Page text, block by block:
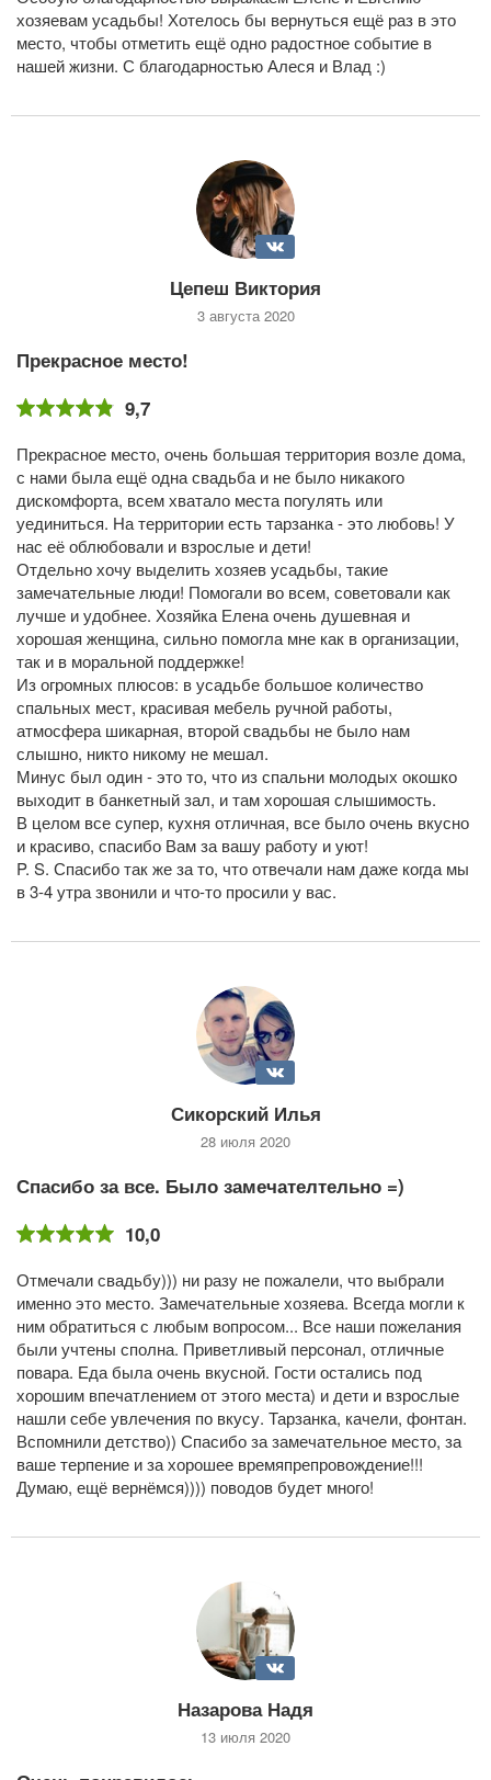
хозяевам усадьбы! Хотелось бы вернуться ещё раз в это
место, чтобы отметить ещё одно радостное событие в
нашей жизни. С благодарностью Алеся и Влад :)
Цепеш Виктория
3 августа 2020
Прекрасное место!
9,7
Прекрасное место, очень большая территория возле дома,
с нами была ещё одна свадьба и не было никакого
дискомфорта, всем хватало места погулять или
уединиться. На территории есть тарзанка - это любовь! У
нас её облюбовали и взрослые и дети!
Отдельно хочу выделить хозяев усадьбы, такие
замечательные люди! Помогали во всем, советовали как
лучше и удобнее. Хозяйка Елена очень душевная и
хорошая женщина, сильно помогла мне как в организации,
так и в моральной поддержке!
Из огромных плюсов: в усадьбе большое количество
спальных мест, красивая мебель ручной работы,
атмосфера шикарная, второй свадьбы не было нам
слышно, никто никому не мешал.
Минус был один - это то, что из спальни молодых окошко
выходит в банкетный зал, и там хорошая слышимость.
В целом все супер, кухня отличная, все было очень вкусно
и красиво, спасибо Вам за вашу работу и уют!
P. S. Спасибо так же за то, что отвечали нам даже когда мы
в 3-4 утра звонили и что-то просили у вас.
Сикорский Илья
28 июля 2020
Спасибо за все. Было замечателтельно =)
10,0
Отмечали свадьбу))) ни разу не пожалели, что выбрали
именно это место. Замечательные хозяева. Всегда могли к
ним обратиться с любым вопросом... Все наши пожелания
были учтены сполна. Приветливый персонал, отличные
повара. Еда была очень вкусной. Гости остались под
хорошим впечатлением от этого места) и дети и взрослые
нашли себе увлечения по вкусу. Тарзанка, качели, фонтан.
Вспомнили детство)) Спасибо за замечательное место, за
ваше терпение и за хорошее времяпрепровождение!!!
Думаю, ещё вернёмся)))) поводов будет много!
Назарова Надя
13 июля 2020